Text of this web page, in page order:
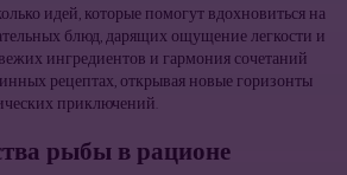
идей, которые помогут вдохновиться на
блюд, дарящих ощущение легкости и
ингредиентов и гармония сочетаний
рецептах, открывая новые горизонты
приключений.
рыбы в рационе